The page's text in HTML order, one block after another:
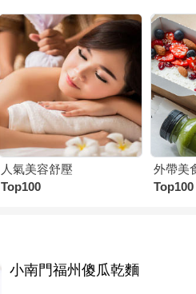
人氣美容舒壓
Top100
外帶美
Top100
小南門福州傻瓜乾麵